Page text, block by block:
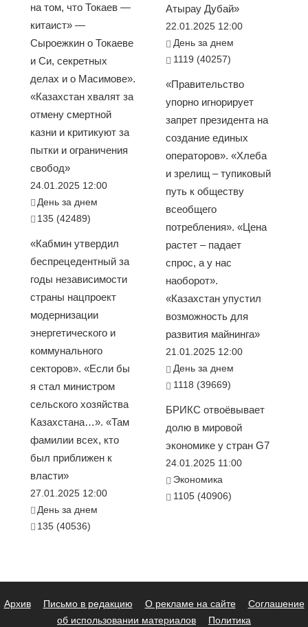
на том, что Токаев —
китаист» —
Сыроежкин о Токаеве
и Си, секретных
делах и о Масимове».
«Казахстан хвалят за
отмену смертной
казни и критикуют за
пытки и ограничения
свобод»
24.01.2025 12:00
День за днем
135 (42489)
«Кабмин утвердил
беспрецедентный за
годы независимости
страны нацпроект
модернизации
энергетического и
коммунального
секторов». «Если бы
я стал министром
сельского хозяйства
Казахстана…». «Там
фамилии всех, кто
был приближен к
власти»
27.01.2025 12:00
День за днем
135 (40536)
Атырау Дубай»
22.01.2025 12:00
День за днем
1119 (40257)
«Правительство
упорно игнорирует
запрет президента на
создание единых
операторов». «Хлеба
и зрелищ – тупиковый
путь к обществу
всеобщего
потребления». «Цена
растет – падает
спрос, а у нас
наоборот».
«Казахстан упустил
возможность для
развития майнинга»
21.01.2025 12:00
День за днем
1118 (39669)
БРИКС отвоёвывает
долю в мировой
экономике у стран G7
24.01.2025 11:00
Экономика
1105 (40906)
Архив Письмо в редакцию О рекламе на сайте
Соглашение
об использовании материалов
Политика